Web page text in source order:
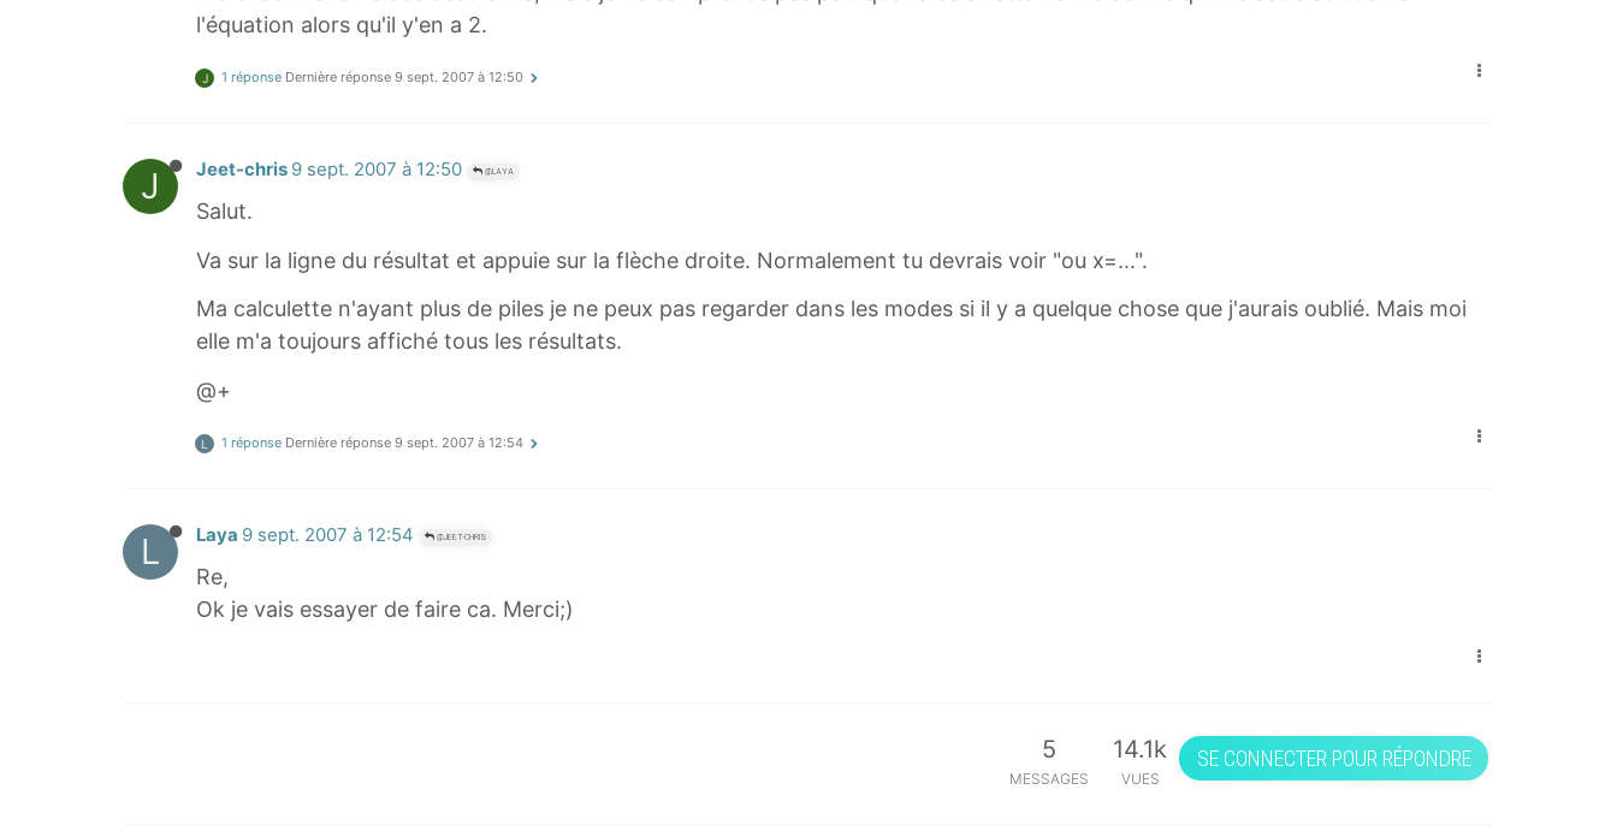
4
}
l'équation alors qu'il y'en a 2.
J 1 réponse Dernière réponse 9 sept. 2007 à 12:50
J Jeet-chris 9 sept. 2007 à 12:50 @LAYA
Salut.
Va sur la ligne du résultat et appuie sur la flèche droite. Normalement tu devrais voir "ou x=...".
Ma calculette n'ayant plus de piles je ne peux pas regarder dans les modes si il y a quelque chose que j'aurais oublié. Mais moi
elle m'a toujours affiché tous les résultats.
@+
L 1 réponse Dernière réponse 9 sept. 2007 à 12:54
L Laya 9 sept. 2007 à 12:54 @JEET-CHRIS
Re,
Ok je vais essayer de faire ca. Merci;)
5
MESSAGES
14.1k
VUES
SE CONNECTER POUR RÉPONDRE